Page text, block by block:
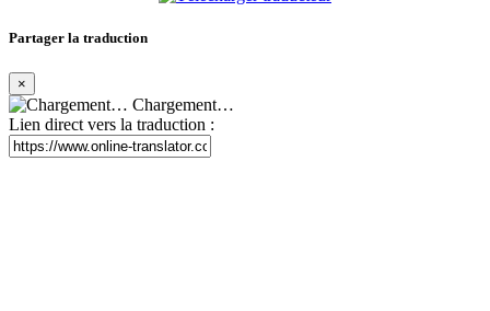
Partager la traduction
×
Chargement…
Lien direct vers la traduction :